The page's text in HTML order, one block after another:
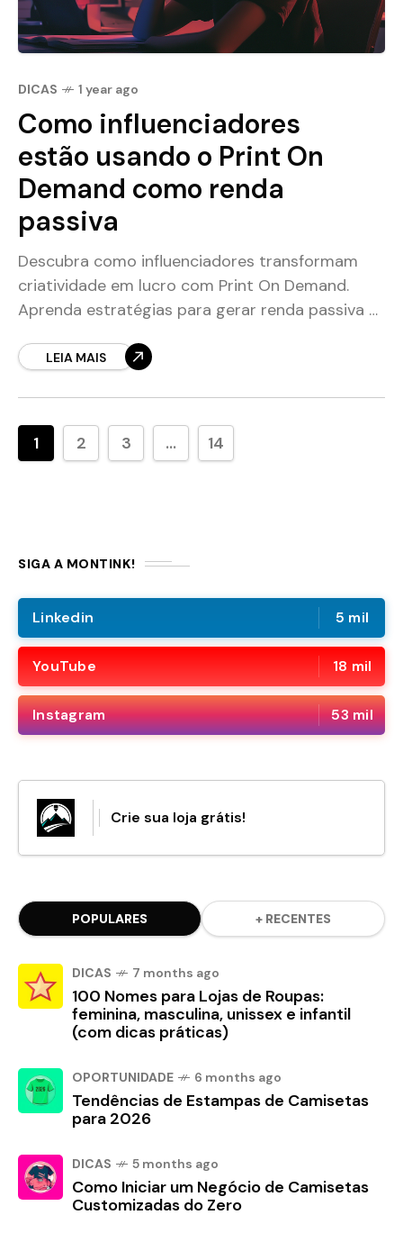
DICAS 1 year ago
Como influenciadores
estão usando o Print On
Demand como renda
passiva
Descubra como influenciadores transformam
criatividade em lucro com Print On Demand.
Aprenda estratégias para gerar renda passiva e
LEIA MAIS
1 2 3 ... 14
SIGA A MONTINK!
Linkedin 5 mil
YouTube 18 mil
Instagram 53 mil
Crie sua loja grátis!
POPULARES + RECENTES
DICAS 7 months ago
100 Nomes para Lojas de Roupas:
feminina, masculina, unissex e infantil
(com dicas práticas)
OPORTUNIDADE 6 months ago
Tendências de Estampas de Camisetas
para 2026
DICAS 5 months ago
Como Iniciar um Negócio de Camisetas
Customizadas do Zero